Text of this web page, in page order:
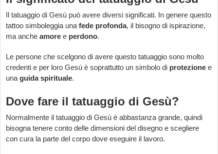
Il tatuaggio di Gesù può avere diversi significati. In genere questo
tattoo simboleggia unafede profonda, il bisogno di ispirazione,
ma ancheamore e perdono.
Le persone che scelgono di avere questo tatuaggio sono molto
credenti e per loro Gesù è soprattutto un simbolo di protezione e
unaguida spirituale.
Dove fare il tatuaggio di Gesù?
Normalmente il tatuaggio di Gesù è abbastanza grande, quindi
bisogna tenere conto delle dimensioni del disegno e scegliere
con cura la parte del corpo dove eseguire il lavoro.